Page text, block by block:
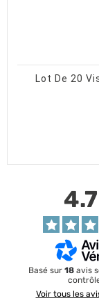
Lot De 20
Basé sur18 avis
Voir tous les